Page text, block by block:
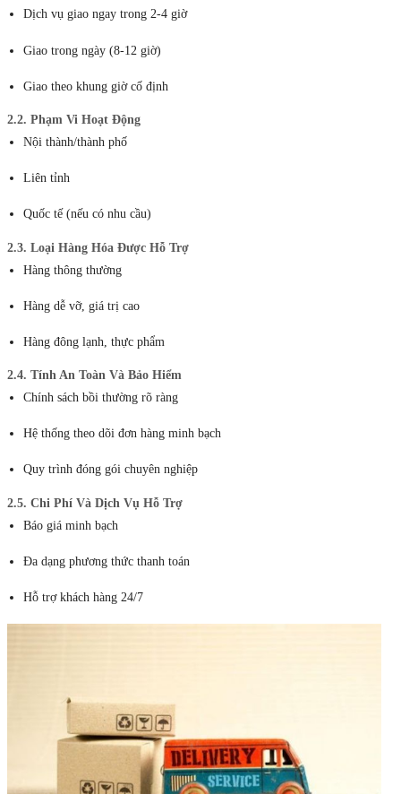
Dịch vụ giao ngay trong 2-4 giờ
Giao trong ngày (8-12 giờ)
Giao theo khung giờ cố định
2.2. Phạm Vi Hoạt Động
Nội thành/thành phố
Liên tỉnh
Quốc tế (nếu có nhu cầu)
2.3. Loại Hàng Hóa Được Hỗ Trợ
Hàng thông thường
Hàng dễ vỡ, giá trị cao
Hàng đông lạnh, thực phẩm
2.4. Tính An Toàn Và Bảo Hiểm
Chính sách bồi thường rõ ràng
Hệ thống theo dõi đơn hàng minh bạch
Quy trình đóng gói chuyên nghiệp
2.5. Chi Phí Và Dịch Vụ Hỗ Trợ
Báo giá minh bạch
Đa dạng phương thức thanh toán
Hỗ trợ khách hàng 24/7